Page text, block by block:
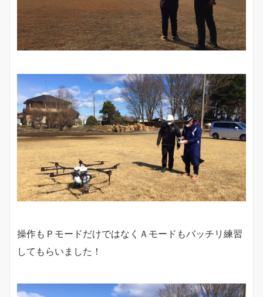
操作もＰモードだけではなくＡモードもバッチリ練習
してもらいました！